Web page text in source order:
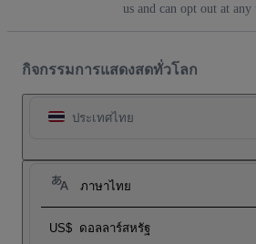
us and can opt out at any
กิจกรรมการแสดงสดทั่วโลก
ประเทศไทย
ภาษาไทย
US$ ดอลลาร์สหรัฐ